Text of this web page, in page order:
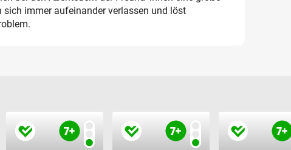
sich immer aufeinander verlassen und löst